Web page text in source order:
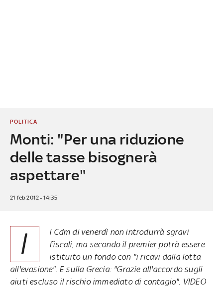
Monti: "Per una riduzione
delle tasse bisognerà
aspettare"
POLITICA
21 feb 2012 - 14:35
I
l Cdm di venerdì non introdurrà sgravi
fiscali, ma secondo il premier potrà essere
istituito un fondo con "i ricavi dalla lotta
all'evasione". E sulla Grecia: "Grazie all'accordo sugli
aiuti escluso il rischio immediato di contagio". VIDEO